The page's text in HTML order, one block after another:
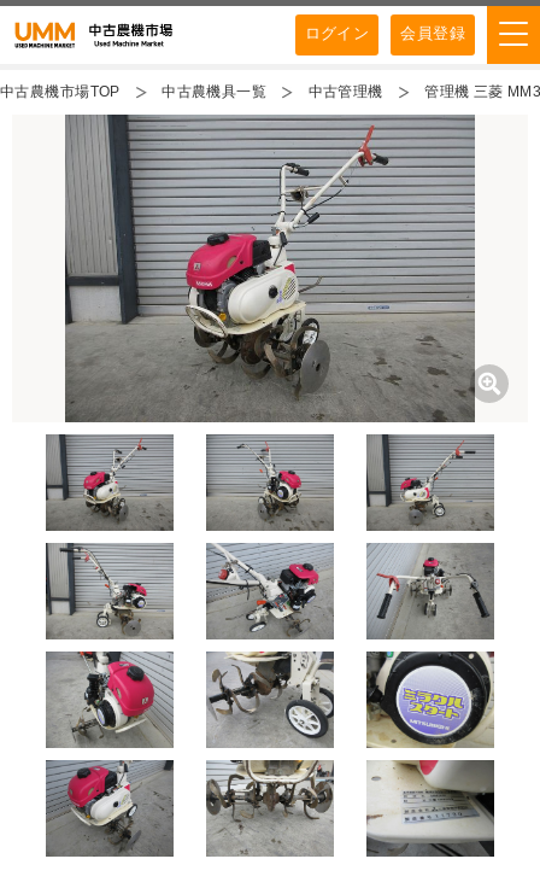
ログイン 会員登録
中古農機市場TOP 中古農機具一覧 中古管理機 管理機 三菱